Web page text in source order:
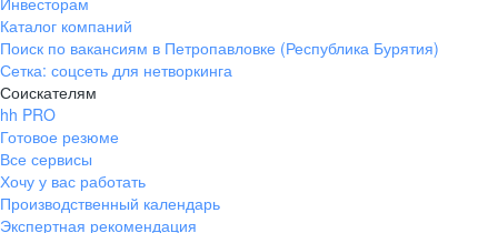
Каталог компаний
Поиск по вакансиям в Петропавловке (Республика Бурятия)
Сетка: соцсеть для нетворкинга
Соискателям
hh PRO
Готовое резюме
Все сервисы
Хочу у вас работать
Производственный календарь
Экспертная рекомендация